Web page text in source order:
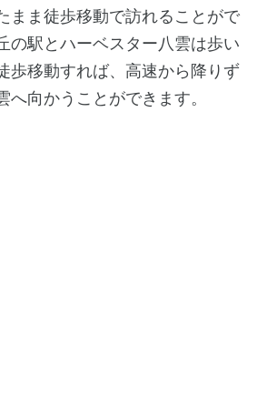
まま徒歩移動で訪れることがで
の駅とハーベスター八雲は歩い
歩移動すれば、高速から降りず
へ向かうことができます。